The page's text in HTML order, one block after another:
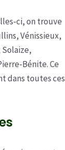
ci, on trouve
Vénissieux,
Bénite. Ce
dans toutes ces